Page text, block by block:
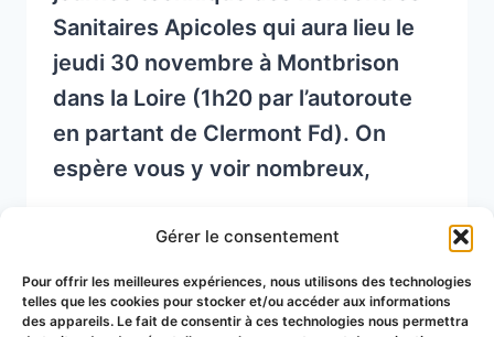
Gérer le consentement
Pour offrir les meilleures expériences, nous utilisons des technologies
telles que les cookies pour stocker et/ou accéder aux informations
des appareils. Le fait de consentir à ces technologies nous permettra
Sanitaires Apicoles qui aura lieu le
jeudi 30 novembre à Montbrison
dans la Loire (1h20 par l’autoroute
en partant de Clermont Fd). On
espère vous y voir nombreux,
READ MORE
TECHNIQUE
DES
RENCONTRES
SANITAIRES